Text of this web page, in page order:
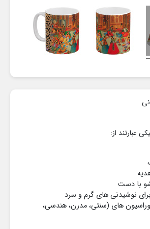
عبارتند از:
با دست
نوشیدنی های گرم و سرد
های (سنتی، مدرن، هندسی،